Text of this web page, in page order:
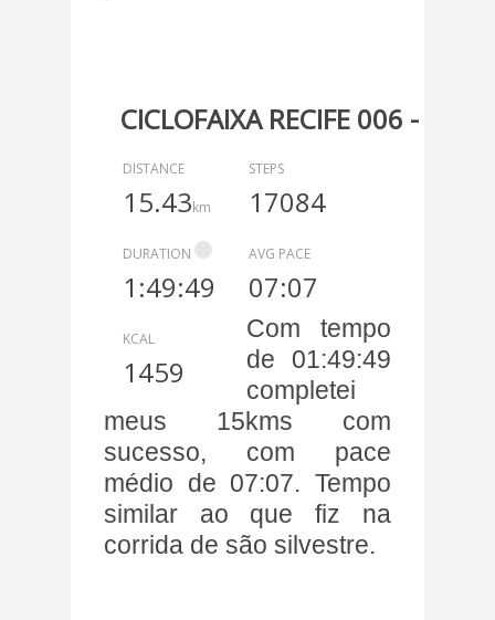
CICLOFAIXA RECIFE 006 - 15KM
DISTANCE
15.43km
STEPS
17084
DURATION
1:49:49
AVG PACE
07:07
KCAL
1459
Com tempo
de 01:49:49
completei
meus 15kms com
sucesso, com pace
médio de 07:07. Tempo
similar ao que fiz na
corrida de são silvestre.